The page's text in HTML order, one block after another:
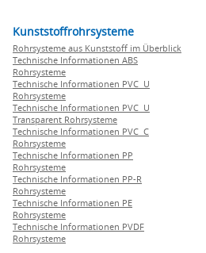
Kunststoffrohrsysteme
Rohrsysteme aus Kunststoff im Überblick
Technische Informationen ABS
Rohrsysteme
Technische Informationen PVC U
Rohrsysteme
Technische Informationen PVC U
Transparent Rohrsysteme
Technische Informationen PVC C
Rohrsysteme
Technische Informationen PP
Rohrsysteme
Technische Informationen PP-R
Rohrsysteme
Technische Informationen PE
Rohrsysteme
Technische Informationen PVDF
Rohrsysteme